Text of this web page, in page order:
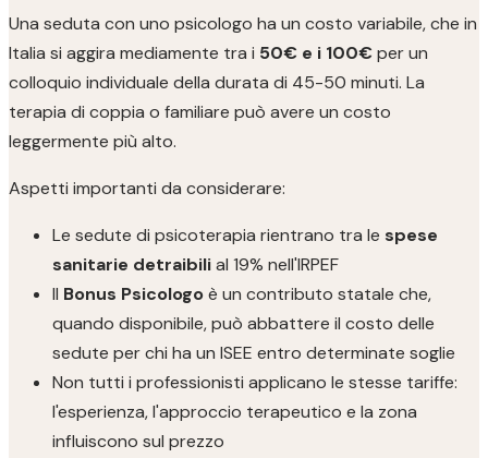
Una seduta con uno psicologo ha un costo variabile, che in
Italia si aggira mediamente tra i 50€ e i 100€ per un
colloquio individuale della durata di 45-50 minuti. La
terapia di coppia o familiare può avere un costo
leggermente più alto.
Aspetti importanti da considerare:
Le sedute di psicoterapia rientrano tra le spese
sanitarie detraibilial 19% nell'IRPEF
Il Bonus Psicologoè un contributo statale che,
quando disponibile, può abbattere il costo delle
sedute per chi ha un ISEE entro determinate soglie
Non tutti i professionisti applicano le stesse tariffe:
l'esperienza, l'approccio terapeutico e la zona
influiscono sul prezzo